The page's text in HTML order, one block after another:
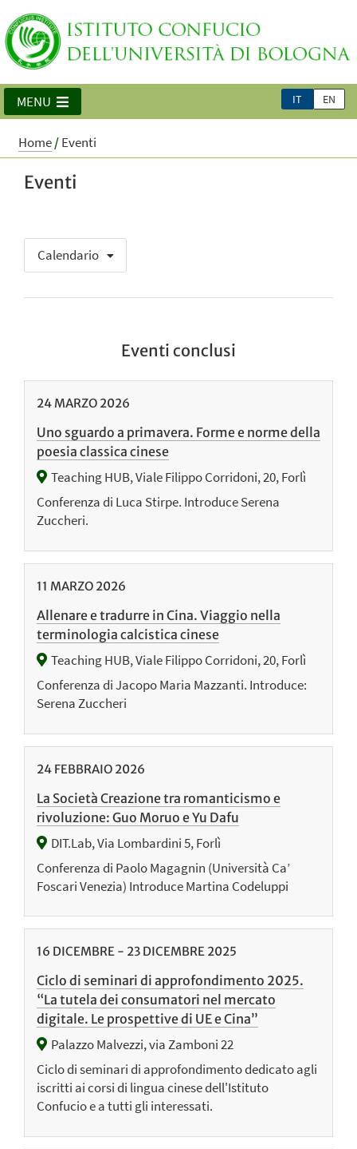
IT EN
MENU
Home/Eventi
Eventi
Calendario
Eventi conclusi
24 MARZO 2026
Uno sguardo a primavera. Forme e norme della
poesia classica cinese
Teaching HUB, Viale Filippo Corridoni, 20, Forlì
Conferenza di Luca Stirpe. Introduce Serena
Zuccheri.
11 MARZO 2026
Allenare e tradurre in Cina. Viaggio nella
terminologia calcistica cinese
Teaching HUB, Viale Filippo Corridoni, 20, Forlì
Conferenza di Jacopo Maria Mazzanti. Introduce:
Serena Zuccheri
24 FEBBRAIO 2026
La Società Creazione tra romanticismo e
rivoluzione: Guo Moruo e Yu Dafu
DIT.Lab, Via Lombardini 5, Forlì
Conferenza di Paolo Magagnin (Università Ca’
Foscari Venezia) Introduce Martina Codeluppi
16 DICEMBRE - 23 DICEMBRE 2025
Ciclo di seminari di approfondimento 2025.
“La tutela dei consumatori nel mercato
digitale. Le prospettive di UE e Cina”
Palazzo Malvezzi, via Zamboni 22
Ciclo di seminari di approfondimento dedicato agli
iscritti ai corsi di lingua cinese dell'Istituto
Confucio e a tutti gli interessati.